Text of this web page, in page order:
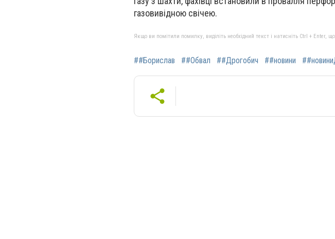
газовивідною свічею.
Якщо ви помітили помилку, виділіть необхідний текст і натисніть Ctrl + Enter,
##Борислав ##Обвал ##Дрогобич ##новини